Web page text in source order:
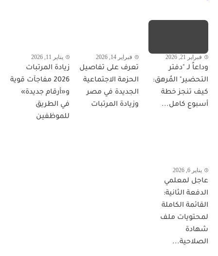
فبراير 21, 2026
وداعاً لـ "دفتر
التحضير" المُرهق:
كيف تنجز خطة
أسبوع كامل...
فبراير 14, 2026
تعرف على تفاصيل
الحزمة الاجتماعية
الجديدة في مصر
وزيادة المرتبات
يناير 11, 2026
زيادة المرتبات
2026 مفاجآت قوية
و«أرقام جديدة»
في الطريق
للموظفين
يناير 6, 2026
عاجل لمعلمي
الدفعة الثانية:
القائمة الكاملة
لمحتويات ملف
شهادة
الصلاحية...